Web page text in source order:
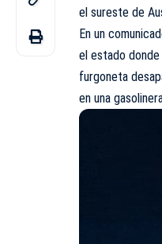
el sureste de
En un
el estado
furgoneta
en una